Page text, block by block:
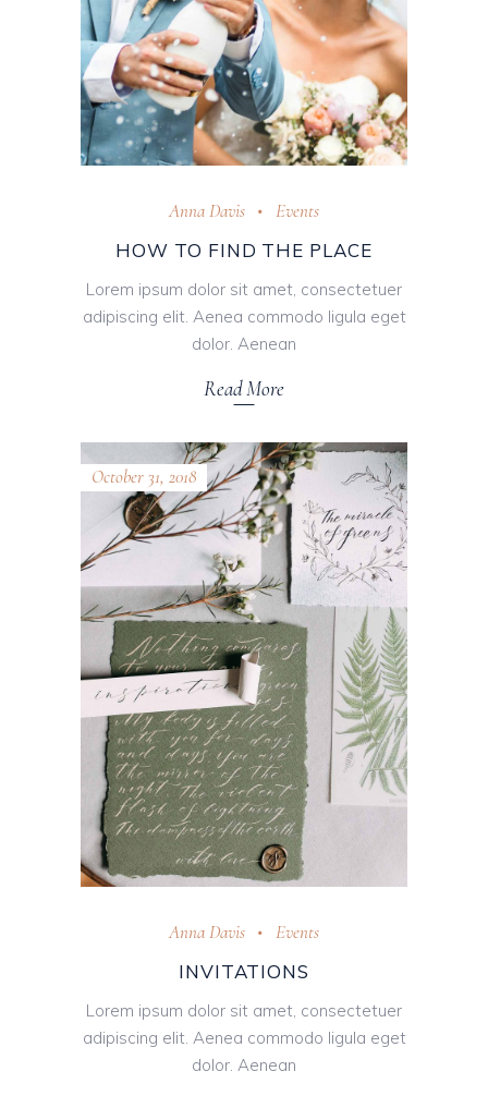
Anna Davis
Events
HOW TO FIND THE PLACE
Lorem ipsum dolor sit amet, consectetuer
adipiscing elit. Aenea commodo ligula eget
dolor. Aenean
Read More
October 31, 2018
Anna Davis
Events
INVITATIONS
Lorem ipsum dolor sit amet, consectetuer
adipiscing elit. Aenea commodo ligula eget
dolor. Aenean